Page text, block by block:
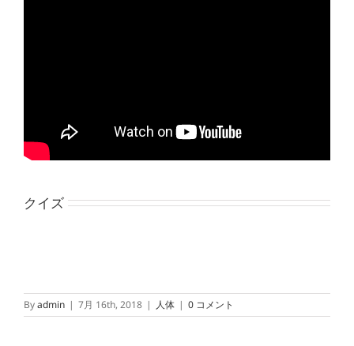
クイズ
Byadmin | 7月 16th, 2018 | 人体 | 0 コメント